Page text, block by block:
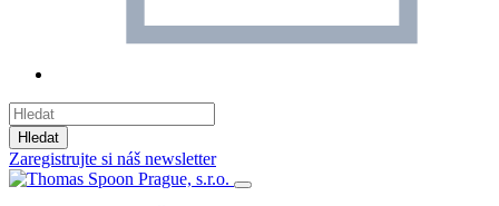
Hledat
Zaregistrujte si náš newsletter